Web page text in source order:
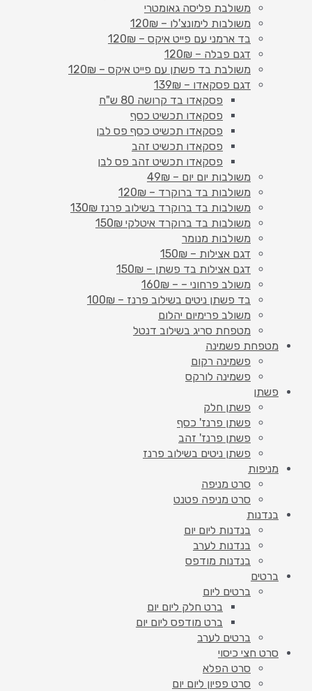
משולבת פליסה גאומטרי
משולבות לימונצ'לו – 120₪
בד ארמני עם פייט איקס – 120₪
דגם פבלה – 120₪
משולבת בד פשתן עם פייט איקס – 120₪
דגם פסקאדו – 139₪
פסקאדו בד קרושה 80 ש"ח
פסקאדו תכשיט כסף
פסקאדו תכשיט כסף פס לבן
פסקאדו תכשיט זהב
פסקאדו תכשיט זהב פס לבן
משולבות יום יום – 49₪
משולבות בד ברוקרד – 120₪
משולבות בד ברוקרד בשילוב פרנז 130₪
משולבות בד ברוקרד איטלקי 150₪
משולבות מנומר
דגם אצילות – 150₪
דגם אצילות בד פשתן – 150₪
משולב פרחוני – – 160₪
בד פשתן ניטים בשילוב פרנז – 100₪
משולב פרימיום יהלום
מטפחת סריג בשילוב דנטל
מטפחת פשמינה
פשמינה רקום
פשמינה לורקס
פשתן
פשתן חלק
פשתן פרנז' כסף
פשתן פרנז' זהב
פשתן ניטים בשילוב פרנז
מניפות
סרט מניפה
סרט מניפה פטנט
בנדנות
בנדנות ליום יום
בנדנות לערב
בנדנות מודפס
ברטים
ברטים ליום
ברט חלק ליום יום
ברט מודפס ליום יום
ברטים לערב
סרט חצי כיסוי
סרט הפלא
סרט פפיון ליום יום